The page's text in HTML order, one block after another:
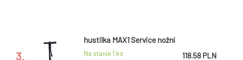
3.
hustilka MAX1 Service nožní
Na stanie 1 ks 118.58 PLN